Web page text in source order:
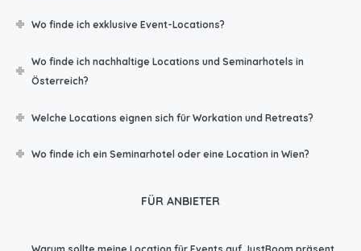
Wo finde ich exklusive Event-Locations?
Wo finde ich nachhaltige Locations und Seminarhotels in
Österreich?
Welche Locations eignen sich für Workation und Retreats?
Wo finde ich ein Seminarhotel oder eine Location in Wien?
FÜR ANBIETER